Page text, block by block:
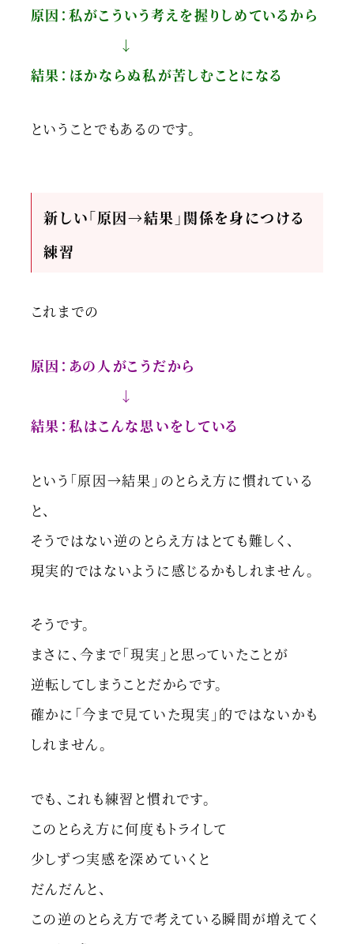
原因：私がこういう考えを握りしめているから
↓
結果：ほかならぬ私が苦しむことになる
ということでもあるのです。
新しい「原因→結果」関係を身につける
練習
これまでの
原因：あの人がこうだから
↓
結果：私はこんな思いをしている
という「原因→結果」のとらえ方に慣れている
と、
そうではない逆のとらえ方はとても難しく、
現実的ではないように感じるかもしれません。
そうです。
まさに、今まで「現実」と思っていたことが
逆転してしまうことだからです。
確かに「今まで見ていた現実」的ではないかも
しれません。
でも、これも練習と慣れです。
このとらえ方に何度もトライして
少しずつ実感を深めていくと
だんだんと、
この逆のとらえ方で考えている瞬間が増えてく